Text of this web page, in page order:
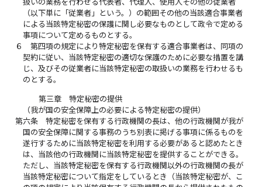
扱いの業務を行わせる代表者、代理人、使用人その他の従業者
（以下単に「従業者」という。）の範囲その他の当該適合事業者
による当該特定秘密の保護に関し必要なものとして政令で定める
事項について定めるものとする。
６
第四項の規定により特定秘密を保有する適合事業者は、同項の
契約に従い、当該特定秘密の適切な保護のために必要な措置を講
じ、及びその従業者に当該特定秘密の取扱いの業務を行わせるも
のとする。
第三章 特定秘密の提供
（我が国の安全保障上の必要による特定秘密の提供）
第六条
特定秘密を保有する行政機関の長は、他の行政機関が我が
国の安全保障に関する事務のうち別表に掲げる事項に係るものを
遂行するために当該特定秘密を利用する必要があると認めたとき
は、当該他の行政機関に当該特定秘密を提供することができる。
ただし、当該特定秘密を保有する行政機関以外の行政機関の長が
当該特定秘密について指定をしているとき（当該特定秘密が、こ